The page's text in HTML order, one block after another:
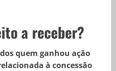
a receber?
quem ganhou ação
à concessão